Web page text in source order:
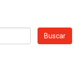
Buscar